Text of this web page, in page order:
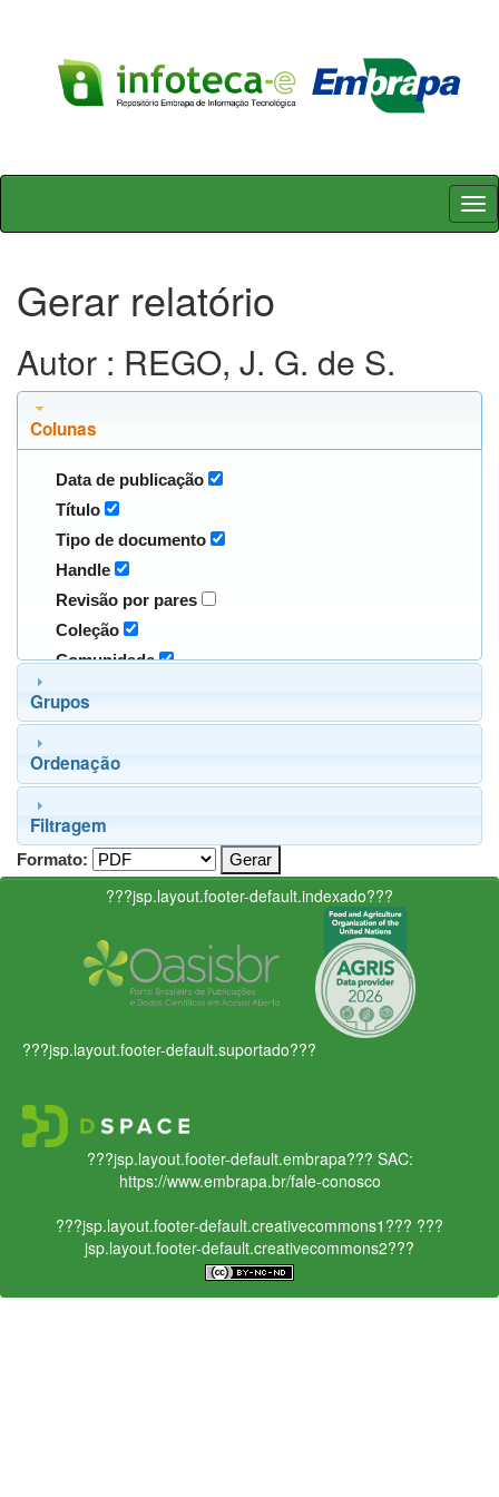
Skip
Gerar relatório
Autor : REGO, J. G. de S.
Colunas
Data de publicação
Título
Tipo de documento
Handle
Revisão por pares
Coleção
Comunidade
Grupos
Ordenação
Filtragem
Formato:
???jsp.layout.footer-default.indexado???
???jsp.layout.footer-default.suportado???
???jsp.layout.footer-default.embrapa??? SAC:
https://www.embrapa.br/fale-conosco
???jsp.layout.footer-default.creativecommons1??? ???
jsp.layout.footer-default.creativecommons2???